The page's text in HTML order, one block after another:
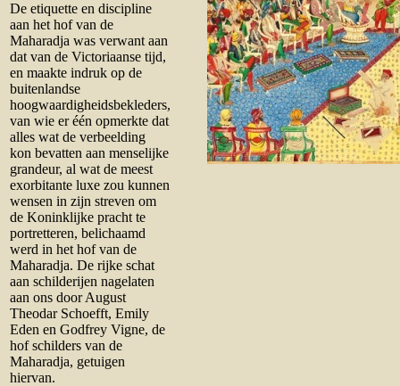
De etiquette en discipline
aan het hof van de
Maharadja was verwant aan
dat van de Victoriaanse tijd,
en maakte indruk op de
buitenlandse
hoogwaardigheidsbekleders,
van wie er één opmerkte dat
alles wat de verbeelding
kon bevatten aan menselijke
grandeur, al wat de meest
exorbitante luxe zou kunnen
wensen in zijn streven om
de Koninklijke pracht te
portretteren, belichaamd
werd in het hof van de
Maharadja. De rijke schat
aan schilderijen nagelaten
aan ons door August
Theodar Schoefft, Emily
Eden en Godfrey Vigne, de
hof schilders van de
Maharadja, getuigen
hiervan.